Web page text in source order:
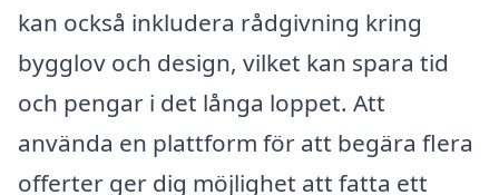
kan också inkludera rådgivning kring
bygglov och design, vilket kan spara tid
och pengar i det långa loppet. Att
använda en plattform för att begära flera
offerter ger dig möjlighet att fatta ett